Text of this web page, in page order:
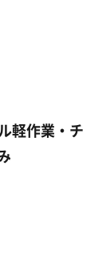
軽作業・チ